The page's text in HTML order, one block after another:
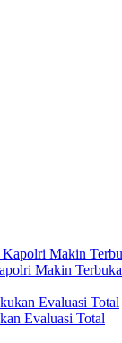
Makin Terbuka
Evaluasi Total